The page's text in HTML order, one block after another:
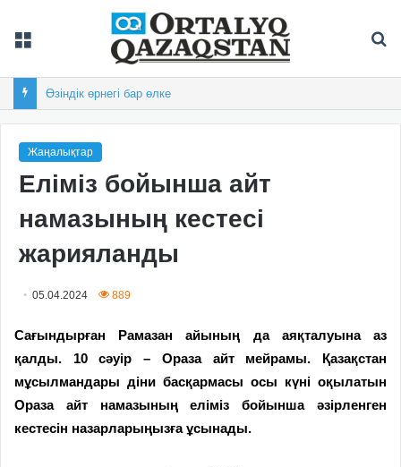
Өзіндік өрнегі бар өлке
Жаңалықтар
Еліміз бойынша айт
намазының кестесі
жарияланды
05.04.2024 889
Сағындырған Рамазан айының да аяқталуына аз
қалды. 10 сәуір – Ораза айт мейрамы. Қазақстан
мұсылмандары діни басқармасы осы күні оқылатын
Ораза айт намазының еліміз бойынша әзірленген
кестесін назарларыңызға ұсынады.